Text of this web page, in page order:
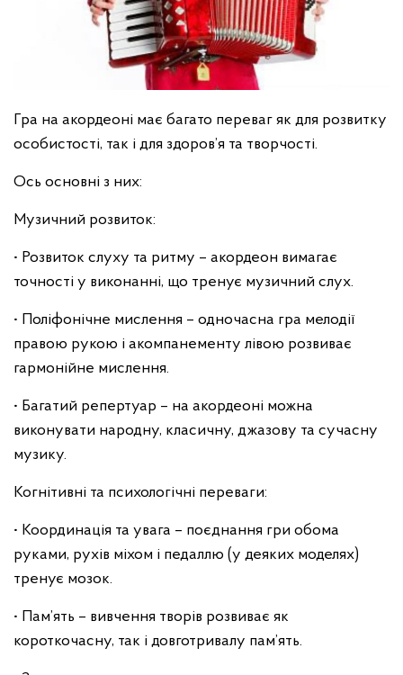
Гра на акордеоні має багато переваг як для розвитку
особистості, так і для здоров’я та творчості.
Ось основні з них:
Музичний розвиток:
• Розвиток слуху та ритму – акордеон вимагає
точності у виконанні, що тренує музичний слух.
• Поліфонічне мислення – одночасна гра мелодії
правою рукою і акомпанементу лівою розвиває
гармонійне мислення.
• Багатий репертуар – на акордеоні можна
виконувати народну, класичну, джазову та сучасну
музику.
Когнітивні та психологічні переваги:
• Координація та увага – поєднання гри обома
руками, рухів міхом і педаллю (у деяких моделях)
тренує мозок.
• Пам’ять – вивчення творів розвиває як
короткочасну, так і довготривалу пам’ять.